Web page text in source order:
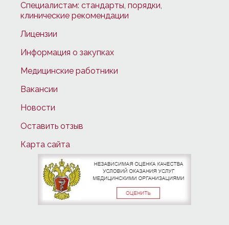
Специалистам: стандарты, порядки,
клинические рекомендации
Лицензии
Информация о закупках
Медицинские работники
Вакансии
Новости
Оставить отзыв
Карта сайта